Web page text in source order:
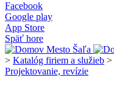
Facebook
Google play
App Store
Späť hore
> Katalóg firiem a služieb >
Projektovanie, revízie